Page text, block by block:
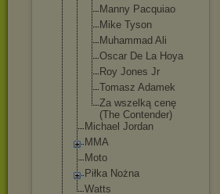
Manny Pacquiao
Mike Tyson
Muhammad Ali
Oscar De La Hoya
Roy Jones Jr
Tomasz Adamek
Za wszelką cenę
(The Contender)
Michael Jordan
MMA
Moto
Piłka Nożna
Watts